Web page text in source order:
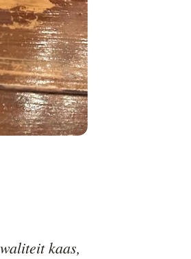
kaas,